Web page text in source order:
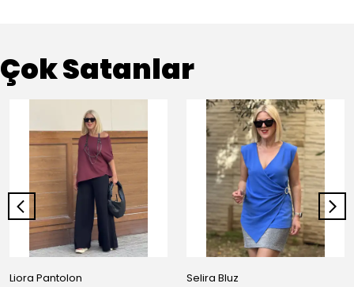
Çok Satanlar
Liora Pantolon Selira Bluz